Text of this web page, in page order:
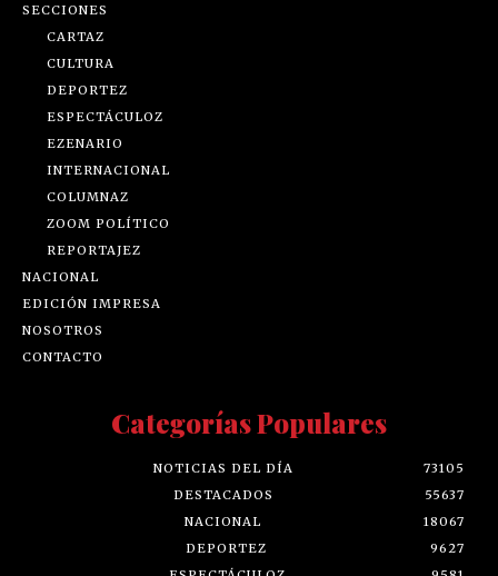
SECCIONES
CARTAZ
CULTURA
DEPORTEZ
ESPECTÁCULOZ
EZENARIO
INTERNACIONAL
COLUMNAZ
ZOOM POLÍTICO
REPORTAJEZ
NACIONAL
EDICIÓN IMPRESA
NOSOTROS
CONTACTO
Categorías Populares
NOTICIAS DEL DÍA
73105
DESTACADOS
55637
NACIONAL
18067
DEPORTEZ
9627